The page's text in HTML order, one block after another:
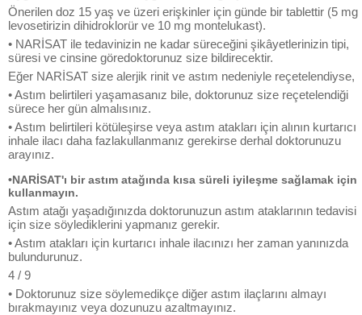
Önerilen doz 15 yaş ve üzeri erişkinler için günde bir tablettir (5 mg
levosetirizin dihidroklorür ve 10 mg montelukast).
• NARİSAT ile tedavinizin ne kadar süreceğini şikâyetlerinizin tipi,
süresi ve cinsine göredoktorunuz size bildirecektir.
Eğer NARİSAT size alerjik rinit ve astım nedeniyle reçetelendiyse,
• Astım belirtileri yaşamasanız bile, doktorunuz size reçetelendiği
sürece her gün almalısınız.
• Astım belirtileri kötüleşirse veya astım atakları için alının kurtarıcı
inhale ilacı daha fazlakullanmanız gerekirse derhal doktorunuzu
arayınız.
•NARİSAT'ı bir astım atağında kısa süreli iyileşme sağlamak için
kullanmayın.
Astım atağı yaşadığınızda doktorunuzun astım ataklarının tedavisi
için size söylediklerini yapmanız gerekir.
• Astım atakları için kurtarıcı inhale ilacınızı her zaman yanınızda
bulundurunuz.
4 / 9
• Doktorunuz size söylemedikçe diğer astım ilaçlarını almayı
bırakmayınız veya dozunuzu azaltmayınız.